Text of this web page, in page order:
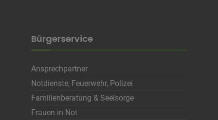
Bürgerservice
Ansprechpartner
Notdienste, Feuerwehr, Polizei
Familienberatung & Seelsorge
Frauen in Not
Infos schließen